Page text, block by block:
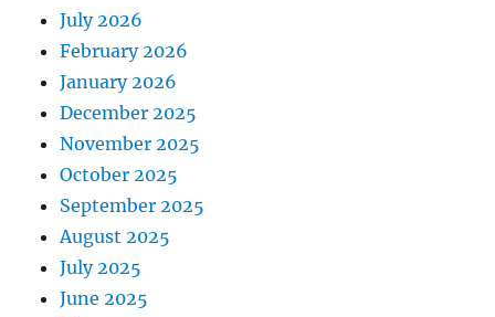
July 2026
February 2026
January 2026
December 2025
November 2025
October 2025
September 2025
August 2025
July 2025
June 2025